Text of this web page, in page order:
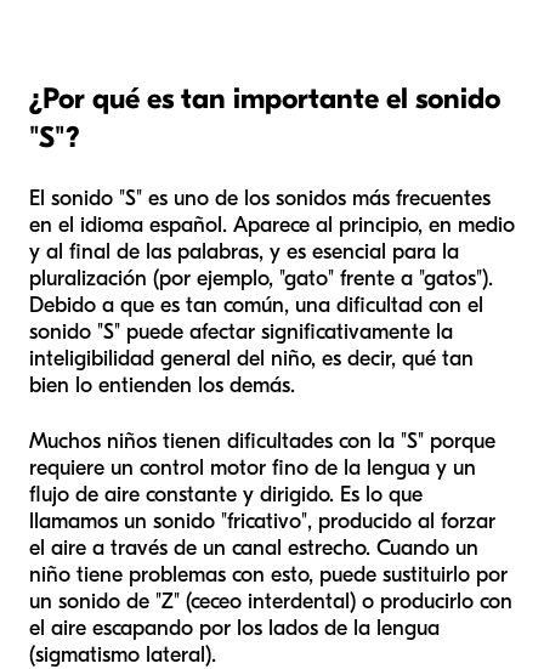
¿Por qué es tan importante el sonido
"S"?
El sonido "S" es uno de los sonidos más frecuentes
en el idioma español. Aparece al principio, en medio
y al final de las palabras, y es esencial para la
pluralización (por ejemplo, "gato" frente a "gatos").
Debido a que es tan común, una dificultad con el
sonido "S" puede afectar significativamente la
inteligibilidad general del niño, es decir, qué tan
bien lo entienden los demás.
Muchos niños tienen dificultades con la "S" porque
requiere un control motor fino de la lengua y un
flujo de aire constante y dirigido. Es lo que
llamamos un sonido "fricativo", producido al forzar
el aire a través de un canal estrecho. Cuando un
niño tiene problemas con esto, puede sustituirlo por
un sonido de "Z" (ceceo interdental) o producirlo con
el aire escapando por los lados de la lengua
(sigmatismo lateral).